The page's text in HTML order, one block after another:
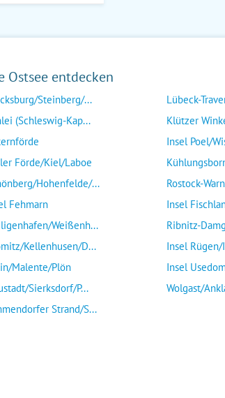
Ostsee entdecken
Steinberg/...
(Schleswig-Kap...
Förde/Kiel/Laboe
Hohenfelde/...
Fehmarn
Weißenh...
Kellenhusen/D...
Malente/Plön
Sierksdorf/P...
Strand/S...
Lübeck-
Klützer
Insel Poel/
Rostock-
Insel
Ribnitz-
Insel
Insel
Wolgast/